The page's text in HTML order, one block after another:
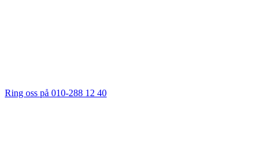
Ring oss på 010-288 12 40